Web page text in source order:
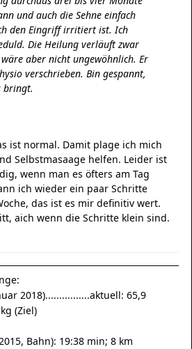
und auch die Sehne einfach
den Eingriff irritiert ist. Ich
Die Heilung verläuft zwar
aber nicht ungewöhnlich. Er
verschrieben. Bin gespannt,
bringt.
ist normal. Damit plage ich mich
Selbstmasaage helfen. Leider ist
wenn man es öfters am Tag
ich wieder ein paar Schritte
das ist es mir definitiv wert.
aich wenn die Schritte klein sind.
2018)................aktuell: 65,9
(Ziel)
Bahn): 19:38 min; 8 km